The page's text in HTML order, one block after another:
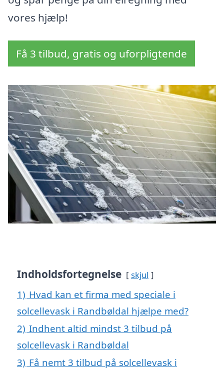
vores hjælp!
Få 3 tilbud, gratis og uforpligtende
Indholdsfortegnelse skjul
1) Hvad kan et firma med speciale i
solcellevask i Randbøldal hjælpe med?
2) Indhent altid mindst 3 tilbud på
solcellevask i Randbøldal
3) Få nemt 3 tilbud på solcellevask i